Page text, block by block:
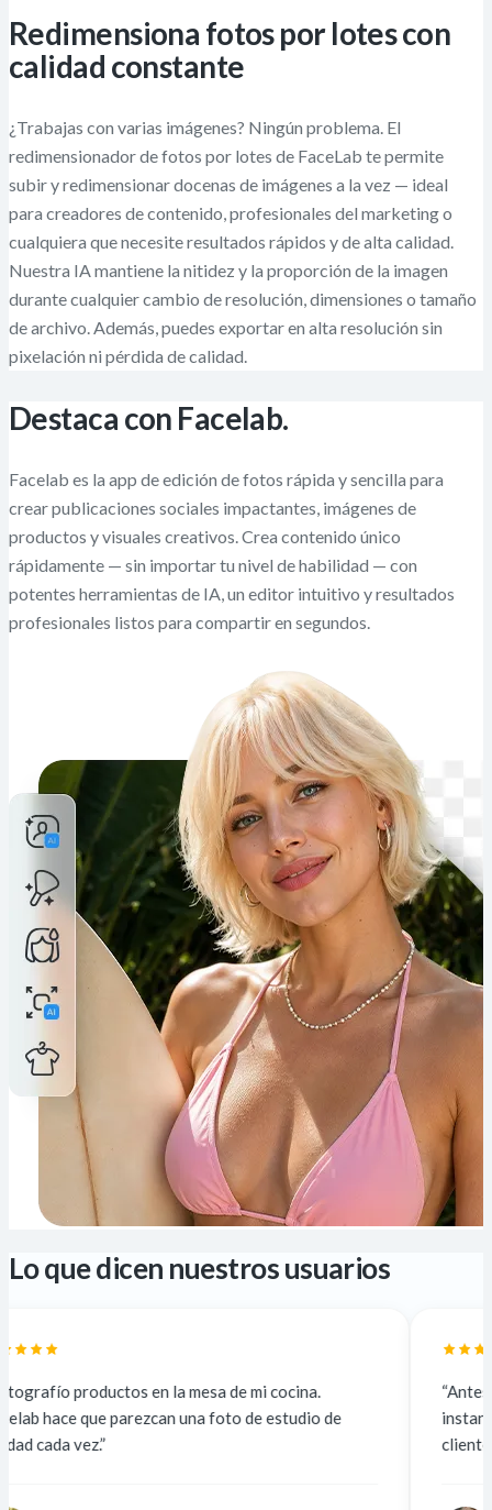
Redimensiona fotos por lotes con
calidad constante
¿Trabajas con varias imágenes? Ningún problema. El
redimensionador de fotos por lotes de FaceLab te permite
subir y redimensionar docenas de imágenes a la vez — ideal
para creadores de contenido, profesionales del marketing o
cualquiera que necesite resultados rápidos y de alta calidad.
Nuestra IA mantiene la nitidez y la proporción de la imagen
durante cualquier cambio de resolución, dimensiones o tamaño
de archivo. Además, puedes exportar en alta resolución sin
pixelación ni pérdida de calidad.
Destaca con Facelab.
Facelab es la app de edición de fotos rápida y sencilla para
crear publicaciones sociales impactantes, imágenes de
productos y visuales creativos. Crea contenido único
rápidamente — sin importar tu nivel de habilidad — con
potentes herramientas de IA, un editor intuitivo y resultados
profesionales listos para compartir en segundos.
Lo que dicen nuestros usuarios
mesa de mi cocina.
una foto de estudio de
“Antes lo subcontrataba a 5 $
instantáneo y gratis. La
clientes no notan la